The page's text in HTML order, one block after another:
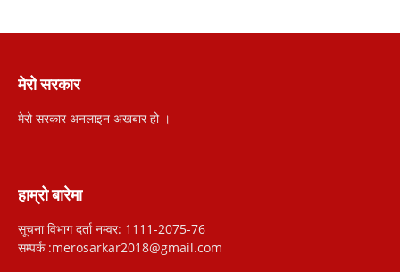
मेरो सरकार
मेरो सरकार अनलाइन अखबार हो ।
हाम्रो बारेमा
सूचना विभाग दर्ता नम्वर: 1111-2075-76
सम्पर्क :merosarkar2018@gmail.com